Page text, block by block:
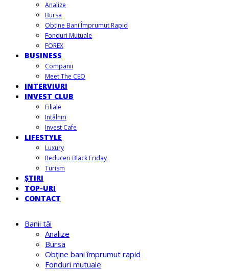
Analize
Bursa
Obţine Bani Împrumut Rapid
Fonduri Mutuale
FOREX
BUSINESS
Companii
Meet The CEO
INTERVIURI
INVEST CLUB
Filiale
Intâlniri
Invest Cafe
LIFESTYLE
Luxury
Reduceri Black Friday
Turism
ȘTIRI
TOP-URI
CONTACT
Banii tăi
Analize
Bursa
Obţine bani împrumut rapid
Fonduri mutuale